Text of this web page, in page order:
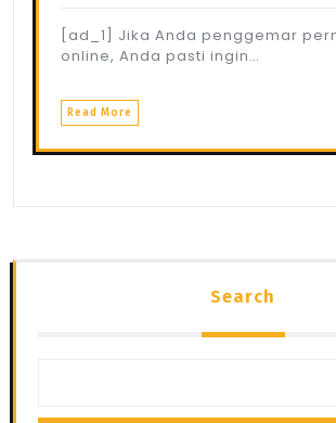
[ad_1] Jika Anda penggemar
online, Anda pasti ingin…
Read More
Search